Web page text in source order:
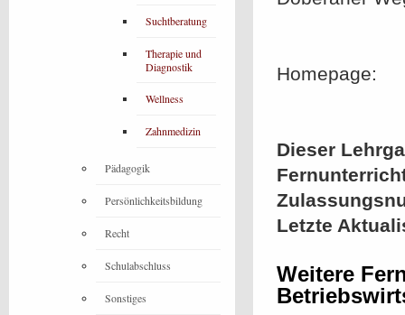
Homepage:
Dieser
Letzte
Weitere
Suchtberatung
Therapie und
Diagnostik
Wellness
Zahnmedizin
Pädagogik
Persönlichkeitsbildung
Recht
Schulabschluss
Sonstiges